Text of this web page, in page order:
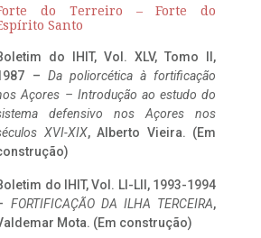
do Terreiro – Forte do
Santo
do IHIT, Vol. XLV, Tomo II,
– Da poliorcética à fortificação
Açores – Introdução ao estudo do
defensivo nos Açores nos
XVI-XIX, Alberto Vieira. (Em
do IHIT, Vol. LI-LII, 1993-1994
FORTIFICAÇÃO DA ILHA TERCEIRA,
Mota. (Em construção)